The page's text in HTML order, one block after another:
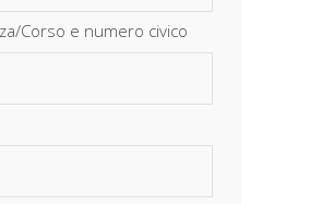
Corso e numero civico